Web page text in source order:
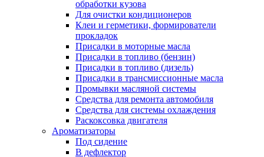
обработки кузова
Для очистки кондиционеров
Клеи и герметики, формирователи
прокладок
Присадки в моторные масла
Присадки в топливо (бензин)
Присадки в топливо (дизель)
Присадки в трансмиссионные масла
Промывки масляной системы
Средства для ремонта автомобиля
Средства для системы охлаждения
Раскоксовка двигателя
Ароматизаторы
Под сидение
В дефлектор